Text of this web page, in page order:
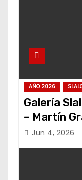
AÑO 2026
Galería
– Martín
Jun 4, 2026